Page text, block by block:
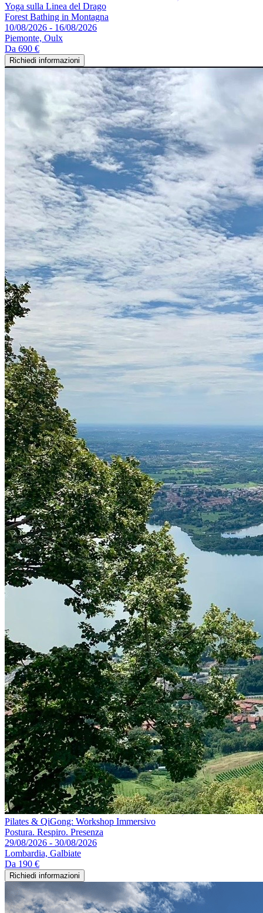
Yoga sulla Linea del Drago
Forest Bathing in Montagna
10/08/2026 - 16/08/2026
Piemonte, Oulx
Da 690 €
Richiedi informazioni
Pilates & QiGong: Workshop Immersivo
Postura. Respiro. Presenza
29/08/2026 - 30/08/2026
Lombardia, Galbiate
Da 190 €
Richiedi informazioni